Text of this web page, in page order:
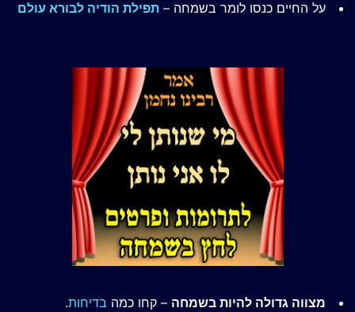
על החיים כנסו לומר בשמחה – תפילת הודיה לבורא עולם
מצווה גדולה להיות בשמחה – קחו כמה בדיחות.